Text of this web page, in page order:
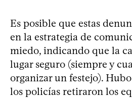
Es posible que estas
en la estrategia de
miedo, indicando que la
lugar seguro (siempre y
organizar un festejo).
los policías retiraron los